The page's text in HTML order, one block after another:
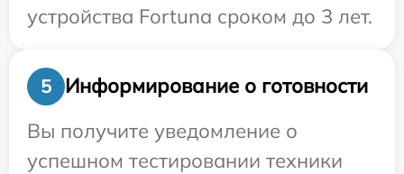
устройства Fortuna сроком до 3 лет.
5
Информирование о готовности
Вы получите уведомление о
успешном тестировании техники